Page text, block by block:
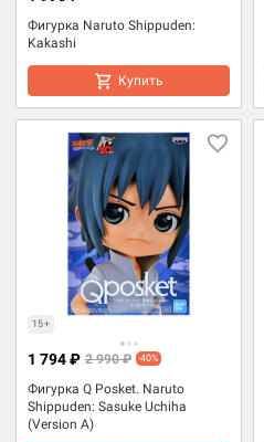
Фигурка Naruto Shippuden:
Kakashi
Купить
15+
Фигурка Q Posket. Naruto
Shippuden: Sasuke Uchiha
(Version A)
1 794 ₽ 2 990 ₽ -40%